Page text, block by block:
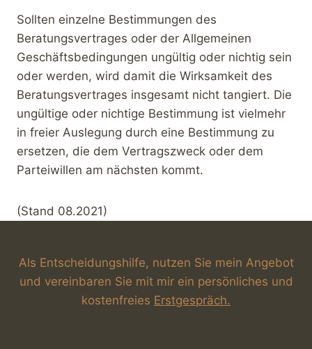
Sollten einzelne Bestimmungen des
Beratungsvertrages oder der Allgemeinen
Geschäftsbedingungen ungültig oder nichtig sein
oder werden, wird damit die Wirksamkeit des
Beratungsvertrages insgesamt nicht tangiert. Die
ungültige oder nichtige Bestimmung ist vielmehr
in freier Auslegung durch eine Bestimmung zu
ersetzen, die dem Vertragszweck oder dem
Parteiwillen am nächsten kommt.
(Stand 08.2021)
Als Entscheidungshilfe, nutzen Sie mein Angebot
und vereinbaren Sie mit mir ein persönliches und
kostenfreies Erstgespräch.